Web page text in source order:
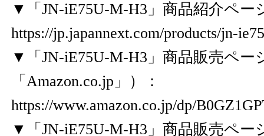
▼「JN-iE75U-M-H3」商品紹介ペー
https://jp.japannext.com/products/jn-
▼「JN-iE75U-M-H3」商品販売ペー
「Amazon.co.jp」）：
https://www.amazon.co.jp/dp/
▼「JN-iE75U-M-H3」商品販売ペー